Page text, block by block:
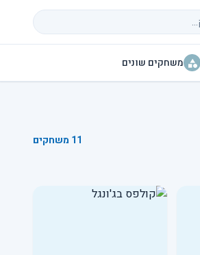
משחקים שונים
11 משחקים